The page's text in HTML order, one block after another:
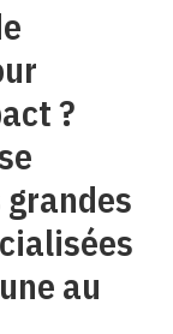
?
grandes
au